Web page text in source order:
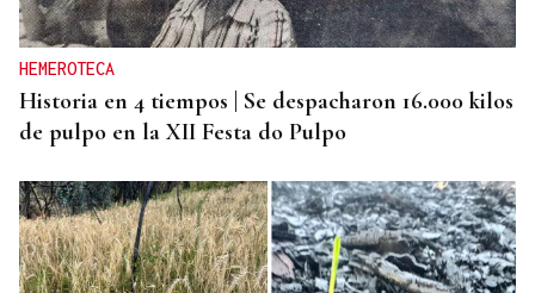
HEMEROTECA
Historia en 4 tiempos | Se despacharon 16.000 kilos
de pulpo en la XII Festa do Pulpo